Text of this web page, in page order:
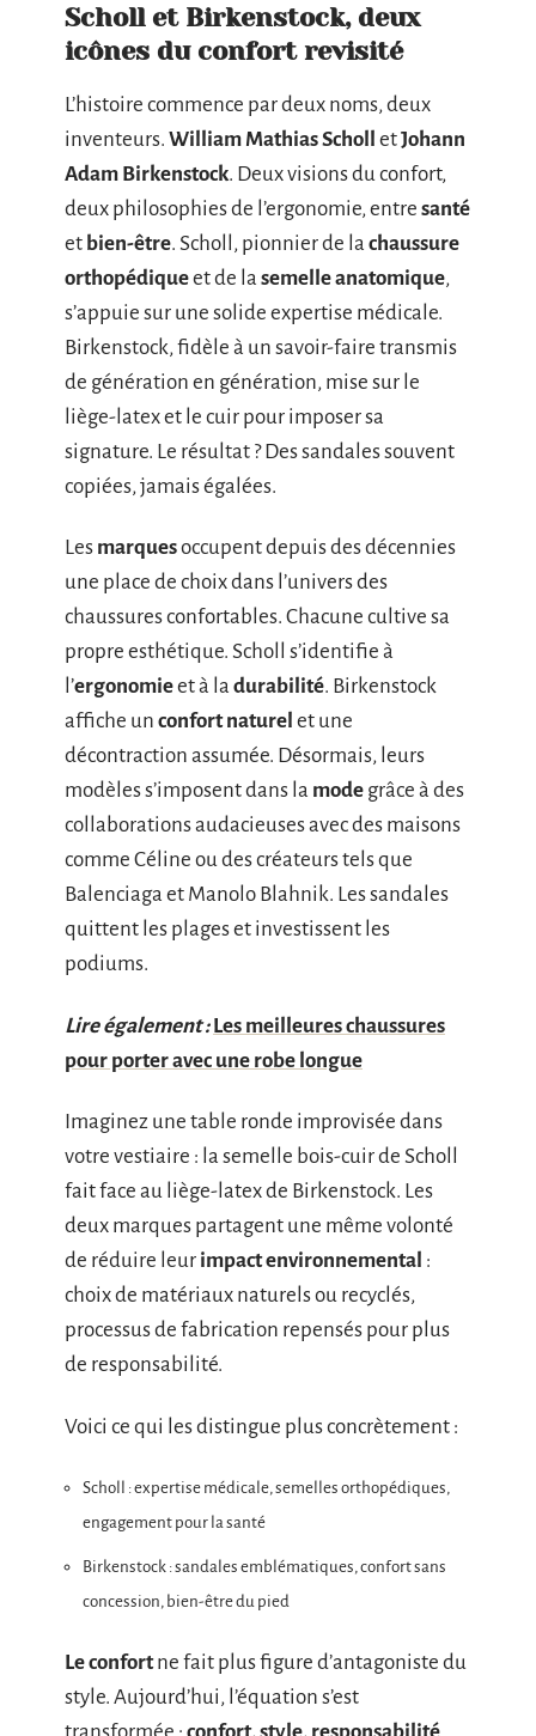
Scholl et Birkenstock, deux
icônes du confort revisité
L’histoire commence par deux noms, deux
inventeurs. William Mathias Scholl etJohann
Adam Birkenstock. Deux visions du confort,
deux philosophies de l’ergonomie, entre santé
et bien-être. Scholl, pionnier de la chaussure
orthopédiqueet de la semelle anatomique,
s’appuie sur une solide expertise médicale.
Birkenstock, fidèle à un savoir-faire transmis
de génération en génération, mise sur le
liège-latex et le cuir pour imposer sa
signature. Le résultat ? Des sandales souvent
copiées, jamais égalées.
Les marquesoccupent depuis des décennies
une place de choix dans l’univers des
chaussures confortables. Chacune cultive sa
propre esthétique. Scholl s’identifie à
l’ergonomieet à la durabilité. Birkenstock
affiche un confort naturel et une
décontraction assumée. Désormais, leurs
modèles s’imposent dans la mode grâce à des
collaborations audacieuses avec des maisons
comme Céline ou des créateurs tels que
Balenciaga et Manolo Blahnik. Les sandales
quittent les plages et investissent les
podiums.
Lire également : Les meilleures chaussures
pour porter avec une robe longue
Imaginez une table ronde improvisée dans
votre vestiaire : la semelle bois-cuir de Scholl
fait face au liège-latex de Birkenstock. Les
deux marques partagent une même volonté
de réduire leur impact environnemental :
choix de matériaux naturels ou recyclés,
processus de fabrication repensés pour plus
de responsabilité.
Voici ce qui les distingue plus concrètement :
Scholl : expertise médicale, semelles orthopédiques,
engagement pour la santé
Birkenstock : sandales emblématiques, confort sans
concession, bien-être du pied
Le confortne fait plus figure d’antagoniste du
style. Aujourd’hui, l’équation s’est